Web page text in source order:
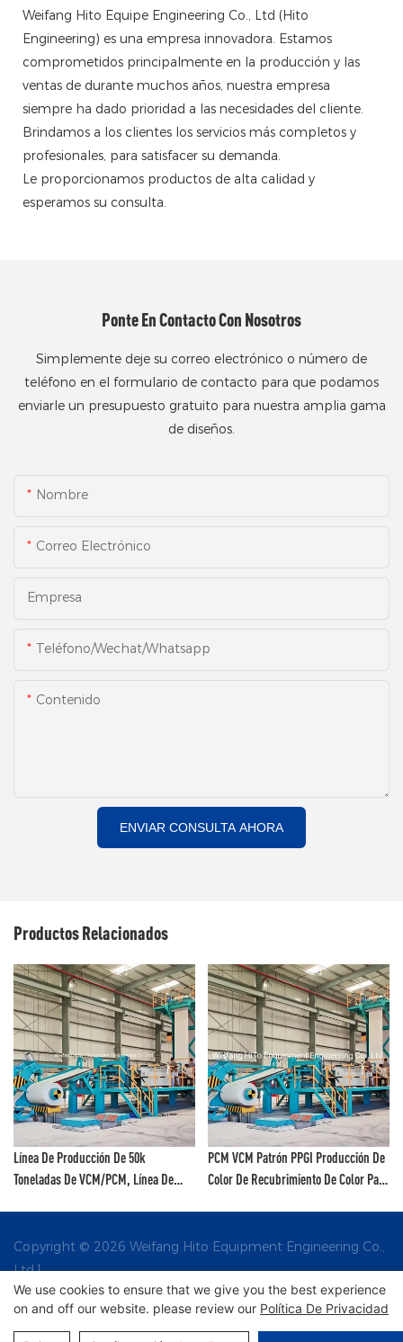
Weifang Hito Equipe Engineering Co., Ltd (Hito
Engineering) es una empresa innovadora. Estamos
comprometidos principalmente en la producción y las
ventas de durante muchos años, nuestra empresa
siempre ha dado prioridad a las necesidades del cliente.
Brindamos a los clientes los servicios más completos y
profesionales, para satisfacer su demanda.
Le proporcionamos productos de alta calidad y
esperamos su consulta.
Ponte En Contacto Con Nosotros
Simplemente deje su correo electrónico o número de
teléfono en el formulario de contacto para que podamos
enviarle un presupuesto gratuito para nuestra amplia gama
de diseños.
Nombre
Correo Electrónico
Empresa
Teléfono/Wechat/Whatsapp
Contenido
ENVIAR CONSULTA AHORA
Productos Relacionados
Línea De Producción De 50k
Toneladas De VCM/PCM, Línea De
Impresión De Color - Línea De
Producción De VCM Y Línea De
Producción De PCM
PCM VCM Patrón PPGI Producción De
Color De Recubrimiento De Color Para
Línea De Recubrimiento De Fluoruro
De Color
Copyright © 2026 Weifang Hito Equipment Engineering Co.,
Ltd |
We use cookies to ensure that we give you the best experience
on and off our website. please review our Política De Privacidad